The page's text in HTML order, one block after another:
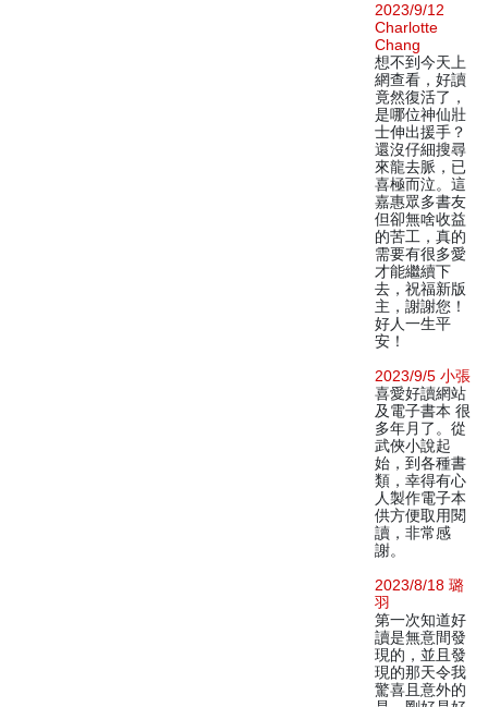
2023/9/12
Charlotte
Chang
想不到今天上
網查看，好讀
竟然復活了，
是哪位神仙壯
士伸出援手？
還沒仔細搜尋
來龍去脈，已
喜極而泣。這
嘉惠眾多書友
但卻無啥收益
的苦工，真的
需要有很多愛
才能繼續下
去，祝福新版
主，謝謝您！
好人一生平
安！
2023/9/5 小張
喜愛好讀網站
及電子書本 很
多年月了。從
武俠小說起
始，到各種書
類，幸得有心
人製作電子本
供方便取用閱
讀，非常感
謝。
2023/8/18 璐
羽
第一次知道好
讀是無意間發
現的，並且發
現的那天令我
驚喜且意外的